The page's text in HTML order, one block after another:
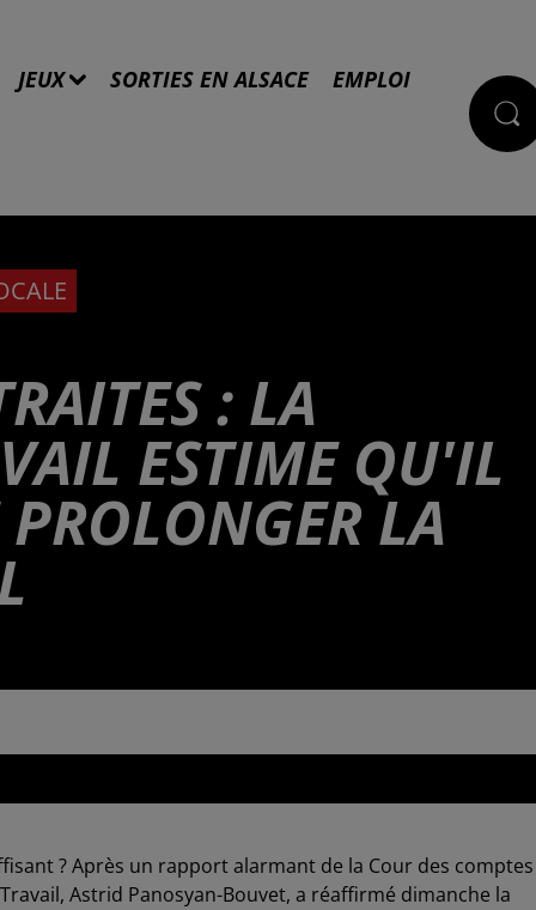
JEUX SORTIES EN ALSACE EMPLOI
: LA
ESTIME QU'IL
PROLONGER LA
? Après un rapport alarmant de la Cour des comptes
Astrid Panosyan-Bouvet, a réaffirmé dimanche la